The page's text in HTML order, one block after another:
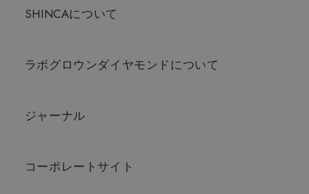
SHINCAについて
ラボグロウンダイヤモンドについて
ジャーナル
コーポレートサイト